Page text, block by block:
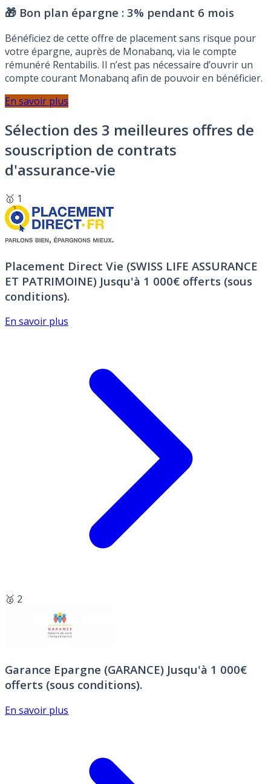
🎁 Bon plan épargne : 3% pendant 6 mois
Bénéficiez de cette offre de placement sans risque pour
votre épargne, auprès de Monabanq, via le compte
rémunéré Rentabilis. Il n’est pas nécessaire d’ouvrir un
compte courant Monabanq afin de pouvoir en bénéficier.
En savoir plus
Sélection des 3 meilleures offres de
souscription de contrats
d'assurance-vie
🥇 1
Placement Direct Vie (SWISS LIFE ASSURANCE
ET PATRIMOINE) Jusqu'à 1 000€ offerts (sous
conditions).
En savoir plus
🥈 2
Garance Epargne (GARANCE) Jusqu'à 1 000€
offerts (sous conditions).
En savoir plus